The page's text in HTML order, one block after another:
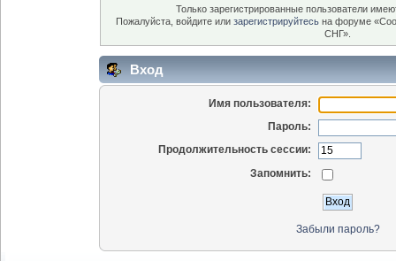
Только зарегистрированные пользователи
Пожалуйста, войдите или зарегистрируйтесь на форуме
СНГ».
Вход
Имя пользователя:
Пароль:
Продолжительность сессии:
Запомнить:
Забыли пароль?